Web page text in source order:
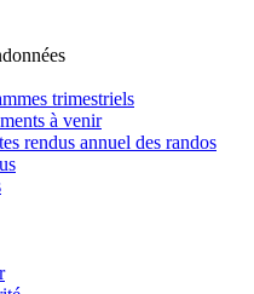
trimestriels
à venir
rendus annuel des randos